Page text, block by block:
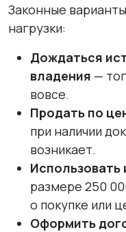
Законные
нагрузки:
Дождаться
владения —
вовсе.
Продать по
при наличии
возникает.
размере 250
о покупке или
Оформить